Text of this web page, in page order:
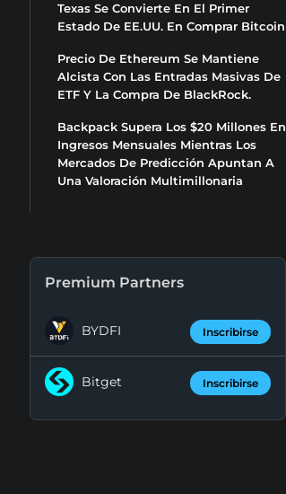
Texas Se Convierte En El Primer
Estado De EE.UU. En Comprar Bitcoin
Precio De Ethereum Se Mantiene
Alcista Con Las Entradas Masivas De
ETF Y La Compra De BlackRock.
Backpack Supera Los $20 Millones En
Ingresos Mensuales Mientras Los
Mercados De Predicción Apuntan A
Una Valoración Multimillonaria
Premium Partners
BYDFI Inscribirse
Bitget Inscribirse